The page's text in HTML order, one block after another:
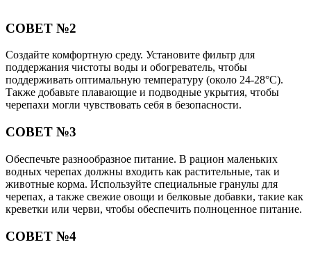
СОВЕТ №2
Создайте комфортную среду. Установите фильтр для
поддержания чистоты воды и обогреватель, чтобы
поддерживать оптимальную температуру (около 24-28°C).
Также добавьте плавающие и подводные укрытия, чтобы
черепахи могли чувствовать себя в безопасности.
СОВЕТ №3
Обеспечьте разнообразное питание. В рацион маленьких
водных черепах должны входить как растительные, так и
животные корма. Используйте специальные гранулы для
черепах, а также свежие овощи и белковые добавки, такие как
креветки или черви, чтобы обеспечить полноценное питание.
СОВЕТ №4